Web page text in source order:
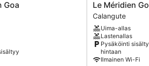
Goa
Le
Méridien
Goa,
Calangute
Calangute
Le Méridien
Calangute
Uima-allas
Lastenallas
Pysäköinti
hintaan
Ilmainen Wi-Fi